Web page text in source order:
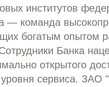
институтов
— команда
богатым опытом
Банка
открытого
сервиса. ЗАО